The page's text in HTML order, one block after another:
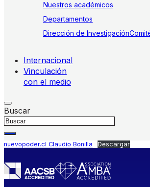
Nuestros académicos
Departamentos
Dirección de Investigación
Internacional
Vinculación
con el medio
Buscar
nuevopoder.cl Claudio Bonilla Descargar